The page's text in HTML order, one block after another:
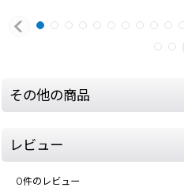
その他の商品
レビュー
0件のレビュー